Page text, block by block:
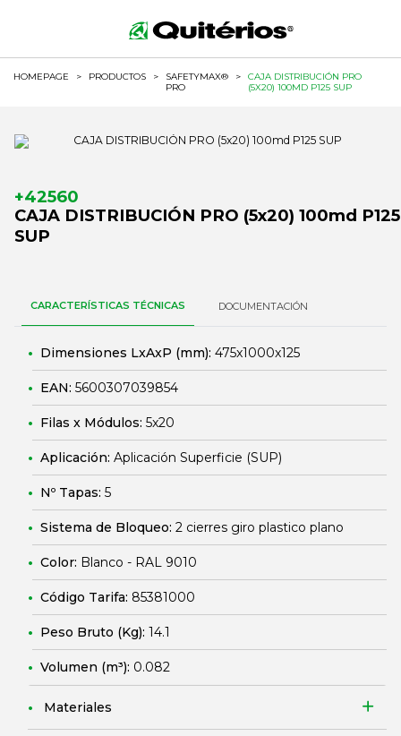
HOMEPAGE > PRODUCTOS >
SAFETYMAX®
PRO
>
CAJA DISTRIBUCIÓN PRO
(5X20) 100MD P125 SUP
+42560
CAJA DISTRIBUCIÓN PRO (5x20) 100md P125
SUP
CARACTERÍSTICAS TÉCNICAS DOCUMENTACIÓN
Dimensiones LxAxP (mm): 475x1000x125
EAN: 5600307039854
Filas x Módulos: 5x20
Aplicación: Aplicación Superficie (SUP)
Nº Tapas: 5
Sistema de Bloqueo: 2 cierres giro plastico plano
Color: Blanco - RAL 9010
Código Tarifa: 85381000
Peso Bruto (Kg): 14.1
Volumen (m³): 0.082
Materiales